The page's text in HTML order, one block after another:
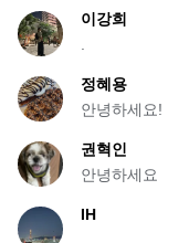
이강희
정혜용
안녕하세요!
권혁인
안녕하세요
IH